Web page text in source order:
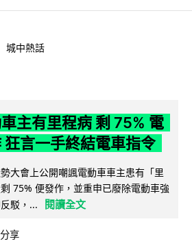
城中熱話
主有里程病 剩 75% 電
狂言一手終結電車指令
大會上公開嘲諷電動車車主患有「里
75% 便發作，並重申已廢除電動車強
駁，...
閱讀全文
分享